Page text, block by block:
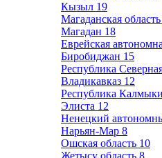
Кызыл 19
Магаданская область
Магадан 18
Еврейская
Биробиджан 15
Республика
Владикавказ 12
Республика
Элиста 12
Ненецкий
Нарьян-Мар 8
Ошская область 10
Жетысу область 8